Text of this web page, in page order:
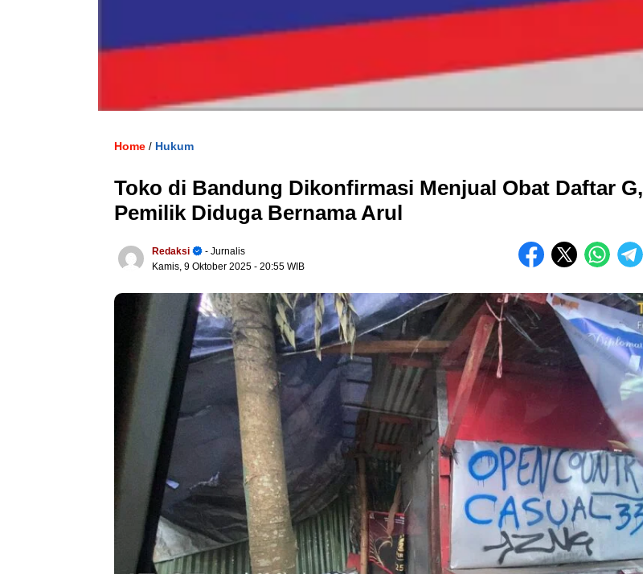
Home / Hukum
Toko di Bandung Dikonfirmasi Menjual Obat Daftar G,
Pemilik Diduga Bernama Arul
Redaksi
- Jurnalis
Kamis, 9 Oktober 2025 - 20:55 WIB